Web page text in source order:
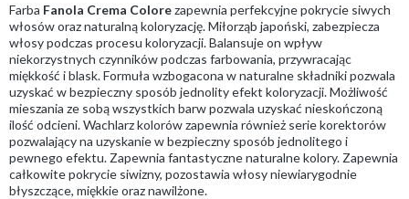
Farba Fanola Crema Colorezapewnia perfekcyjne pokrycie siwych
włosów oraz naturalną koloryzację. Miłorząb japoński, zabezpiecza
włosy podczas procesu koloryzacji. Balansuje on wpływ
niekorzystnych czynników podczas farbowania, przywracając
miękkość i blask. Formuła wzbogacona w naturalne składniki pozwala
uzyskać w bezpieczny sposób jednolity efekt koloryzacji. Możliwość
mieszania ze sobą wszystkich barw pozwala uzyskać nieskończoną
ilość odcieni. Wachlarz kolorów zapewnia również serie korektorów
pozwalający na uzyskanie w bezpieczny sposób jednolitego i
pewnego efektu. Zapewnia fantastyczne naturalne kolory. Zapewnia
całkowite pokrycie siwizny, pozostawia włosy niewiarygodnie
błyszczące, miękkie oraz nawilżone.